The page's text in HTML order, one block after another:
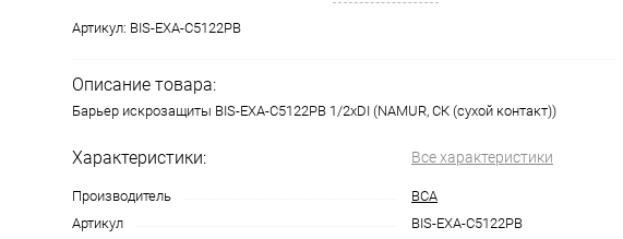
Артикул: BIS-EXA-C5122PB
Описание товара:
Барьер искрозащиты BIS-EXA-C5122PB 1/2хDI (NAMUR, СК (сухой контакт))
Характеристики: Все характеристики
Производитель
ВСА
Артикул
BIS-EXA-C5122PB